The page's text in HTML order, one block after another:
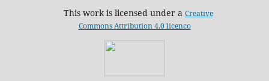
This work is licensed under a Creative
Commons Attribution 4.0 licenco